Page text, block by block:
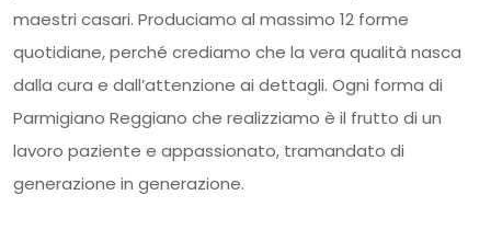
maestri casari. Produciamo al massimo 12 forme
quotidiane, perché crediamo che la vera qualità nasca
dalla cura e dall’attenzione ai dettagli. Ogni forma di
Parmigiano Reggiano che realizziamo è il frutto di un
lavoro paziente e appassionato, tramandato di
generazione in generazione.